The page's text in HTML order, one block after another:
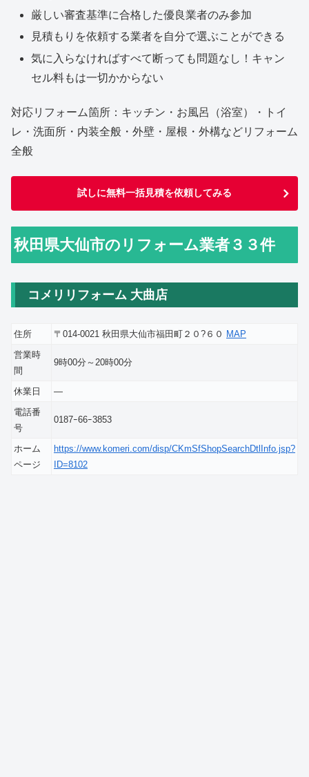
厳しい審査基準に合格した優良業者のみ参加
見積もりを依頼する業者を自分で選ぶことができる
気に入らなければすべて断っても問題なし！キャン
セル料もは一切かからない
対応リフォーム箇所：キッチン・お風呂（浴室）・トイ
レ・洗面所・内装全般・外壁・屋根・外構などリフォーム
全般
試しに無料一括見積を依頼してみる
秋田県大仙市のリフォーム業者３３件
コメリリフォーム 大曲店
住所 〒014-0021 秋田県大仙市福田町２０?６０ MAP
営業時
間
9時00分～20時00分
休業日
―
電話番
号
0187ｰ66ｰ3853
ホーム
ページ
https://www.komeri.com/disp/CKmSfShopSearchDtlInfo.jsp?
ID=8102